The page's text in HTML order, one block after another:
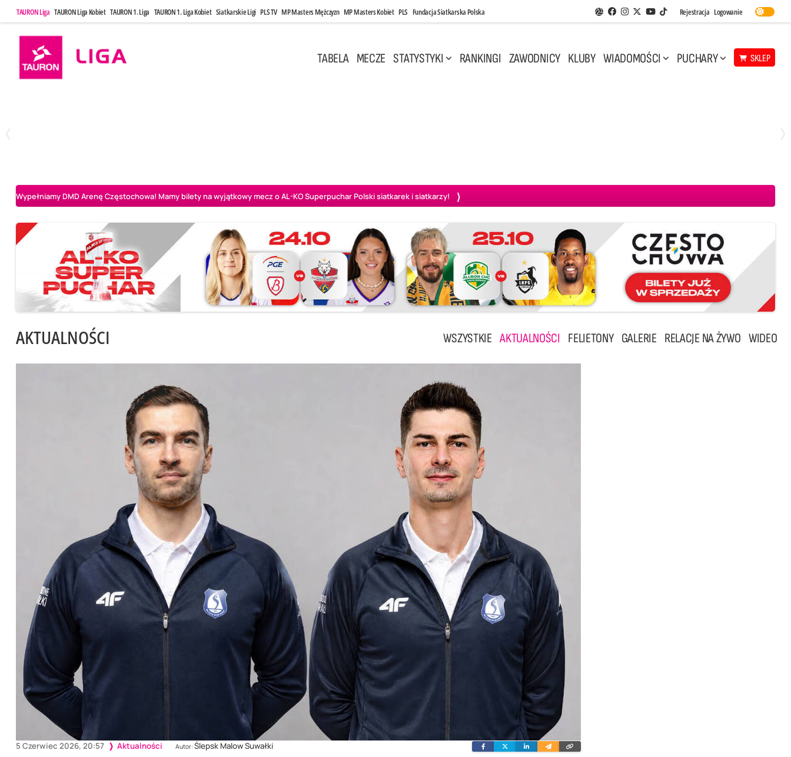
TAURON Liga TAURON Liga Kobiet TAURON 1. Liga TAURON 1. Liga Kobiet Siatkarskie Ligi PLS TV MP Masters Mężczyzn MP Masters Kobiet PLS Fundacja Siatkarska Polska Aplikacja Siatkarskie Ligi
Facebook
Instagram
Twitter
Youtube
TikTok
Rejestracja Logowanie
TABELA MECZE STATYSTYKI RANKINGI ZAWODNICY KLUBY WIADOMOŚCI PUCHARY SKLEP
Wypełniamy DMD Arenę Częstochowa! Mamy bilety na wyjątkowy mecz o AL-KO Superpuchar Polski siatkarek i siatkarzy!
AKTUALNOŚCI WSZYSTKIE AKTUALNOŚCI FELIETONY GALERIE RELACJE NA ŻYWO WIDEO
5 Czerwiec 2026, 20:57 Aktualności Autor:Ślepsk Malow Suwałki FacebookTwitterLinkedinWyślij
e-
link